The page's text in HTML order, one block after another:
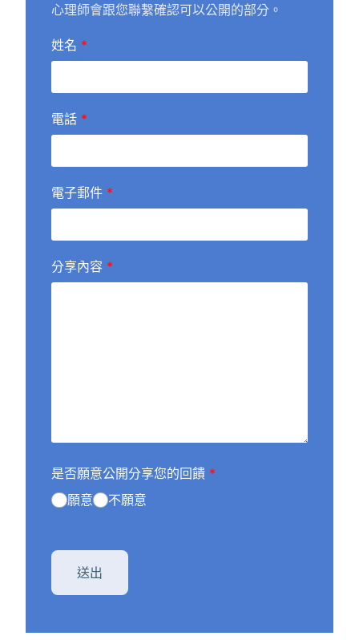
心理師會跟您聯繫確認可以公開的部分。
姓名 *
電話 *
電子郵件 *
分享內容 *
是否願意公開分享您的回饋 *
願意
不願意
送出